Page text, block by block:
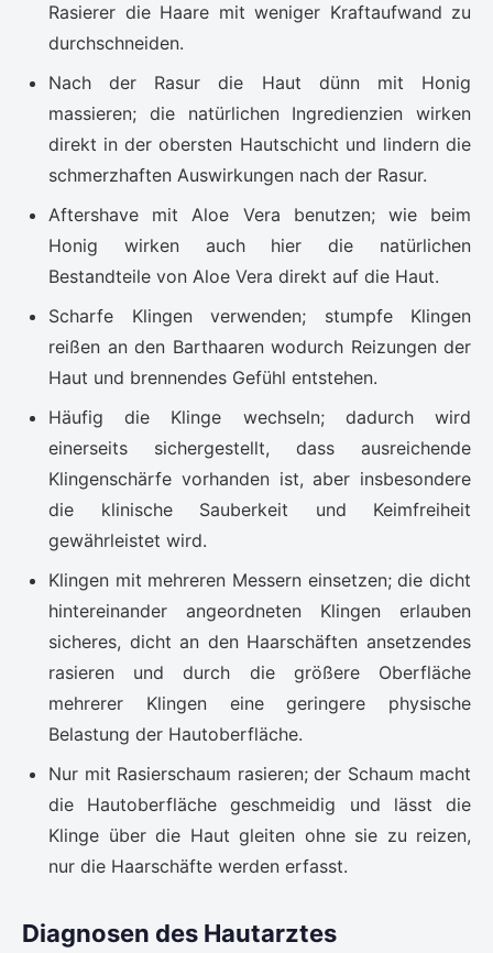
Rasierer die Haare mit weniger Kraftaufwand zu
durchschneiden.
Nach der Rasur die Haut dünn mit Honig
massieren; die natürlichen Ingredienzien wirken
direkt in der obersten Hautschicht und lindern die
schmerzhaften Auswirkungen nach der Rasur.
Aftershave mit Aloe Vera benutzen; wie beim
Honig wirken auch hier die natürlichen
Bestandteile von Aloe Vera direkt auf die Haut.
Scharfe Klingen verwenden; stumpfe Klingen
reißen an den Barthaaren wodurch Reizungen der
Haut und brennendes Gefühl entstehen.
Häufig die Klinge wechseln; dadurch wird
einerseits sichergestellt, dass ausreichende
Klingenschärfe vorhanden ist, aber insbesondere
die klinische Sauberkeit und Keimfreiheit
gewährleistet wird.
Klingen mit mehreren Messern einsetzen; die dicht
hintereinander angeordneten Klingen erlauben
sicheres, dicht an den Haarschäften ansetzendes
rasieren und durch die größere Oberfläche
mehrerer Klingen eine geringere physische
Belastung der Hautoberfläche.
Nur mit Rasierschaum rasieren; der Schaum macht
die Hautoberfläche geschmeidig und lässt die
Klinge über die Haut gleiten ohne sie zu reizen,
nur die Haarschäfte werden erfasst.
Diagnosen des Hautarztes